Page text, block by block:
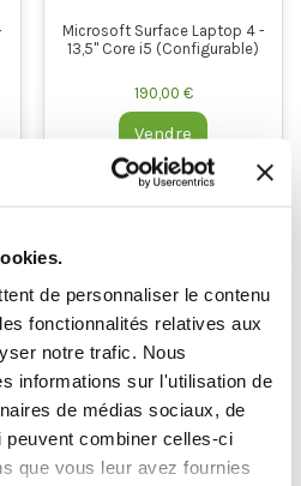
de personnaliser le contenu
fonctionnalités relatives aux
notre trafic. Nous
informations sur l'utilisation de
de médias sociaux, de
peuvent combiner celles-ci
que vous leur avez fournies
Microsoft Surface Laptop 4 -
13,5" Core i5 (Configurable)
190,00 €
Vendre
votre Appareil
Laptop que vous n’utilisez plus ou que vous
récente ? Chez TechRachat, nous vous
et avantageuse pour la reprise de votre
confondues. Que ce soit pour une
sécurisé.
Microsoft Surface Laptop